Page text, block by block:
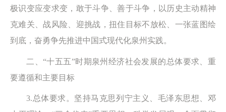
极识变应变求变，敢于斗争、善于斗争，以历史主动精神
克难关、战风险、迎挑战，扭住目标不放松、一张蓝图绘
到底，奋勇争先推进中国式现代化泉州实践。
二、“十五五”时期泉州经济社会发展的总体要求、重
要遵循和主要目标
3.总体要求。坚持马克思列宁主义、毛泽东思想、邓